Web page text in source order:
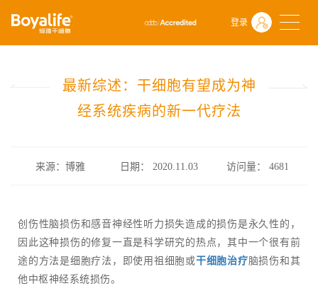
登录
首页 什么是干细胞
前沿动态
最新综述：干细胞有望成为神经系统疾病的新一代疗法
最新综述：干细胞有望成为神
经系统疾病的新一代疗法
来源：博雅 日期： 2020.11.03 访问量：4681
创伤性脑损伤和感音神经性听力损失造成的损伤是永久性的，
因此这种损伤的修复一直是科学研究的热点，其中一个很有前
途的方法是细胞疗法，即使用祖细胞或干细胞治疗脑损伤和其
他中枢神经系统损伤。